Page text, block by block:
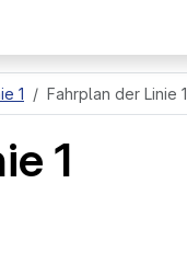
1 Fahrplan der Linie 1
1